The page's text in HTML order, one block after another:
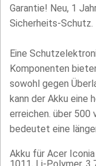
Garantie! Neu, 1
Sicherheits-Schutz.
Eine
Komponenten
sowohl gegen
kann der Akku eine
erreichen. über 500
bedeutet eine
Akku für Acer